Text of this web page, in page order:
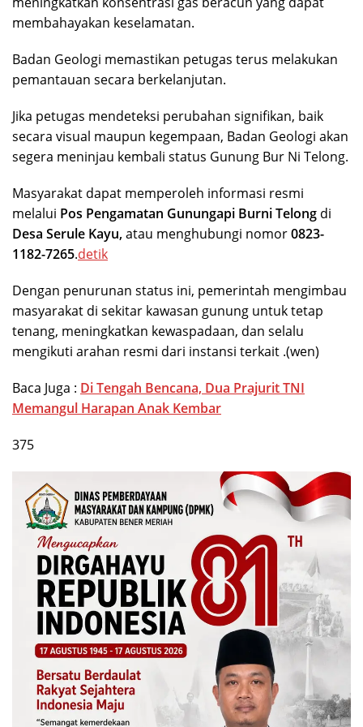
membahayakan keselamatan.
Badan Geologi memastikan petugas terus melakukan
pemantauan secara berkelanjutan.
Jika petugas mendeteksi perubahan signifikan, baik
secara visual maupun kegempaan, Badan Geologi akan
segera meninjau kembali status Gunung Bur Ni Telong.
Masyarakat dapat memperoleh informasi resmi
melalui Pos Pengamatan Gunungapi Burni Telong di
Desa Serule Kayu,atau menghubungi nomor0823-
1182-7265.detik
Dengan penurunan status ini, pemerintah mengimbau
masyarakat di sekitar kawasan gunung untuk tetap
tenang, meningkatkan kewaspadaan, dan selalu
mengikuti arahan resmi dari instansi terkait .(wen)
Baca Juga : Di Tengah Bencana, Dua Prajurit TNI
Memangul Harapan Anak Kembar
375